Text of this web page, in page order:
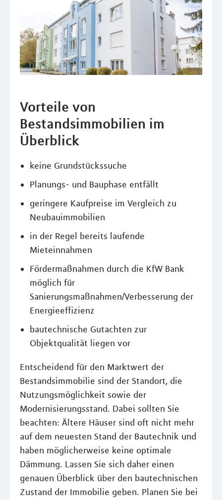
Vorteile von
Bestandsimmobilien im
Überblick
keine Grundstückssuche
Planungs- und Bauphase entfällt
geringere Kaufpreise im Vergleich zu
Neubauimmobilien
in der Regel bereits laufende
Mieteinnahmen
Fördermaßnahmen durch die KfW Bank
möglich für
Sanierungsmaßnahmen/Verbesserung der
Energieeffizienz
bautechnische Gutachten zur
Objektqualität liegen vor
Entscheidend für den Marktwert der
Bestandsimmobilie sind der Standort, die
Nutzungsmöglichkeit sowie der
Modernisierungsstand. Dabei sollten Sie
beachten: Ältere Häuser sind oft nicht mehr
auf dem neuesten Stand der Bautechnik und
haben möglicherweise keine optimale
Dämmung. Lassen Sie sich daher einen
genauen Überblick über den bautechnischen
Zustand der Immobilie geben. Planen Sie bei